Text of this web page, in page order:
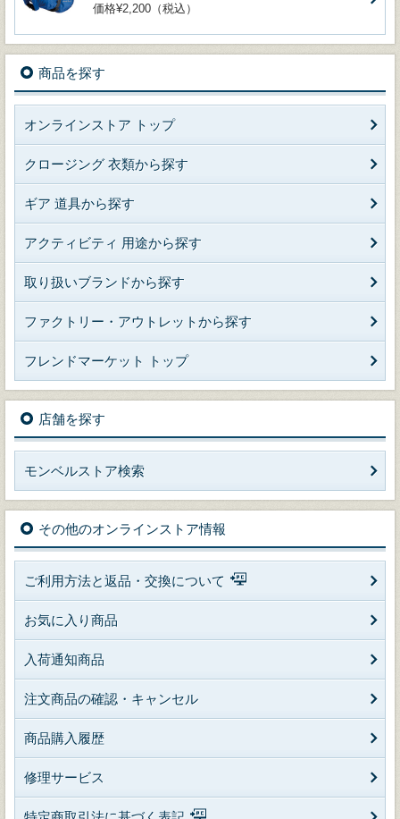
価格¥2,200（税込）
商品を探す
オンラインストア トップ
クロージング 衣類から探す
ギア 道具から探す
アクティビティ 用途から探す
取り扱いブランドから探す
ファクトリー・アウトレットから探す
フレンドマーケット トップ
店舗を探す
モンベルストア検索
その他のオンラインストア情報
ご利用方法と返品・交換について
お気に入り商品
入荷通知商品
注文商品の確認・キャンセル
商品購入履歴
修理サービス